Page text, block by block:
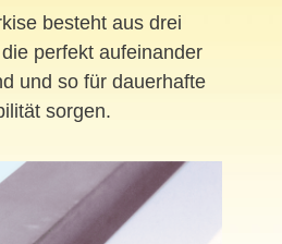
besteht aus drei
perfekt aufeinander
und so für dauerhafte
sorgen.